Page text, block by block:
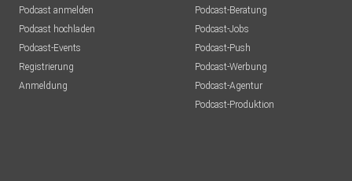
Podcast anmelden
Podcast hochladen
Podcast-Events
Registrierung
Anmeldung
Podcast-Beratung
Podcast-Jobs
Podcast-Push
Podcast-Werbung
Podcast-Agentur
Podcast-Produktion